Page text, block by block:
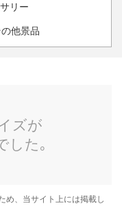
リー
の他景品